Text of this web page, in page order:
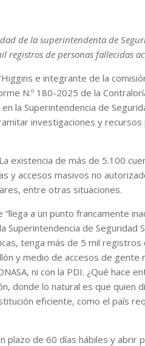
de la superintendenta de
registros de personas fallecidas
e integrante de la
N.º 180-2025 de la
la Superintendencia de
investigaciones y recursos
existencia de más de 5.100
y accesos masivos no
entre otras situaciones.
a un punto francamente
Superintendencia de Seguridad
tenga más de 5 mil
y medio de accesos de
ni con la PDI. ¿Qué hace
donde lo natural es que quien
eficiente, como el país
plazo de 60 días hábiles y abrir